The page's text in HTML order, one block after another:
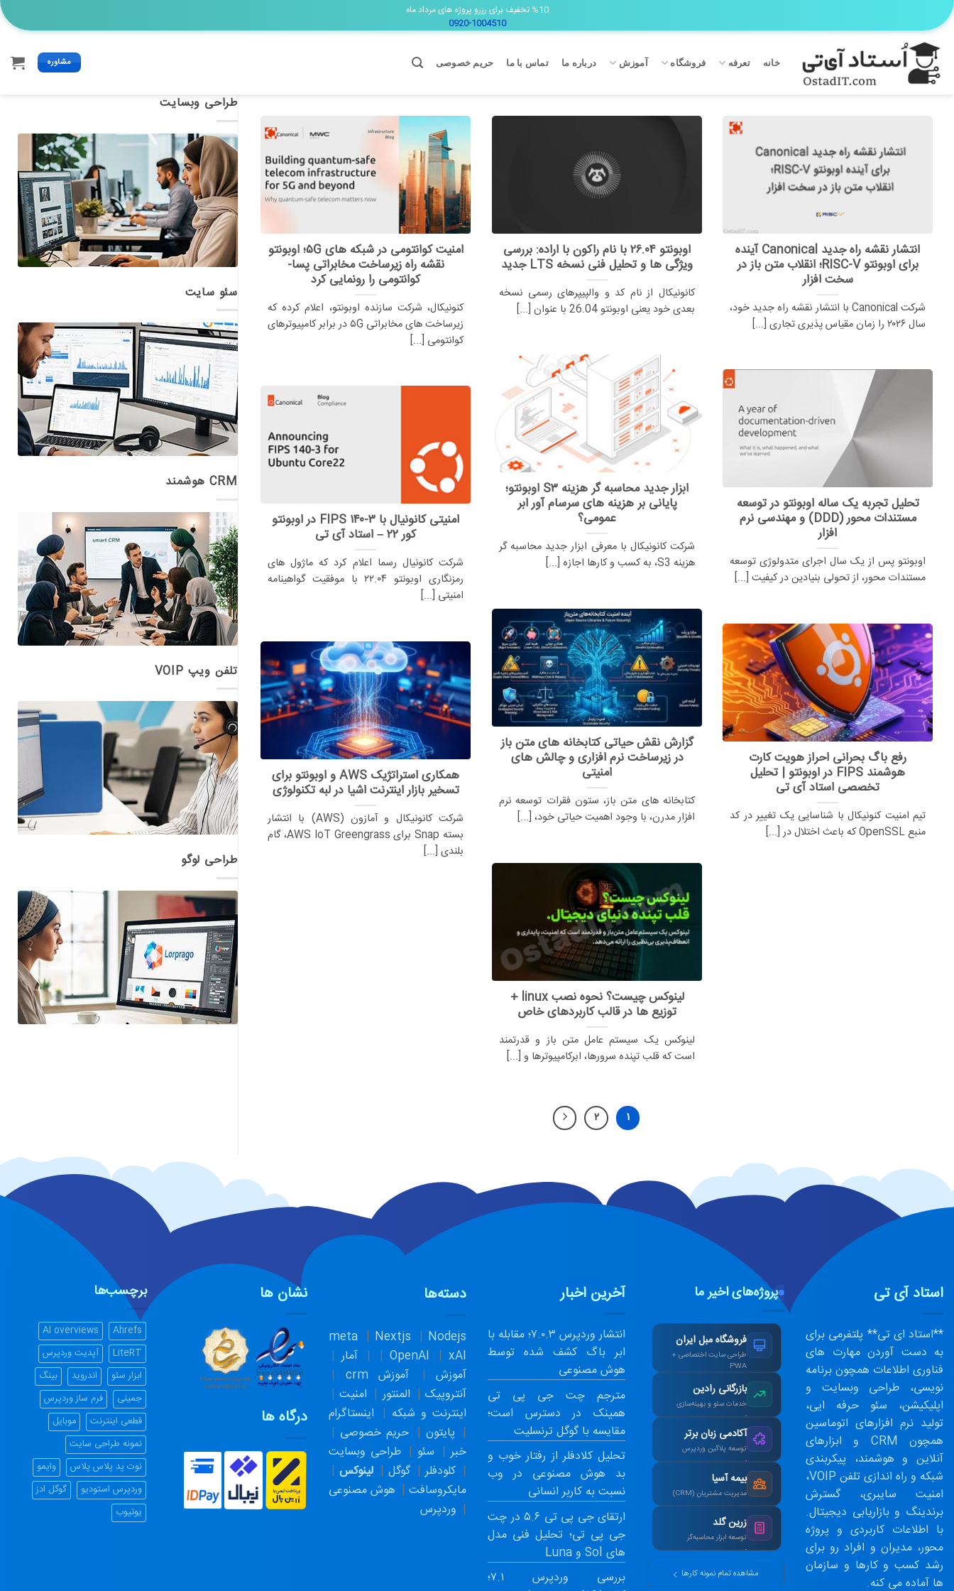
Skip
to
content
%10 تخفیف برای رزرو پروژه های مرداد ماه
0920-1004510
خانه تعرفه فروشگاه آموزش درباره ما تماس با ما حریم خصوصی مشاوره
انتشار نقشه راه جدید Canonical آینده
برای اوبونتو RISC-V؛ انقلاب متن باز در
سخت افزار
شرکت Canonical با انتشار نقشه راه جدید خود،
سال ۲۰۲۶ را زمان مقیاس پذیری تجاری [...]
اوبونتو ۲۶.۰۴ با نام راکون با اراده: بررسی
ویژگی ها و تحلیل فنی نسخه LTS جدید
کانونیکال از نام کد و والپیپرهای رسمی نسخه
بعدی خود یعنی اوبونتو 26.04 با عنوان [...]
امنیت کوانتومی در شبکه های ۵G؛ اوبونتو
نقشه راه زیرساخت مخابراتی پسا-
کوانتومی را رونمایی کرد
کنونیکال، شرکت سازنده اوبونتو، اعلام کرده که
زیرساخت های مخابراتی ۵G در برابر کامپیوترهای
کوانتومی [...]
ابزار جدید محاسبه گر هزینه S۳ اوبونتو؛
پایانی بر هزینه های سرسام آور ابر
عمومی؟
شرکت کانونیکال با معرفی ابزار جدید محاسبه گر
هزینه S3، به کسب و کارها اجازه [...]
تحلیل تجربه یک ساله اوبونتو در توسعه
مستندات محور (DDD) و مهندسی نرم
افزار
اوبونتو پس از یک سال اجرای متدولوژی توسعه
مستندات محور، از تحولی بنیادین در کیفیت [...]
امنیتی کانونیال با FIPS ۱۴۰-۳ در اوبونتو
کور ۲۲ – استاد آی تی
شرکت کانونیال رسما اعلام کرد که ماژول های
رمزنگاری اوبونتو ۲۲.۰۴ با موفقیت گواهینامه
امنیتی [...]
گزارش نقش حیاتی کتابخانه های متن باز
در زیرساخت نرم افزاری و چالش های
امنیتی
کتابخانه های متن باز، ستون فقرات توسعه نرم
افزار مدرن، با وجود اهمیت حیاتی خود، [...]
رفع باگ بحرانی احراز هویت کارت
هوشمند FIPS در اوبونتو | تحلیل
تخصصی استاد آی تی
تیم امنیت کنونیکال با شناسایی یک تغییر در کد
منبع OpenSSL که باعث اختلال در [...]
همکاری استراتژیک AWS و اوبونتو برای
تسخیر بازار اینترنت اشیا در لبه تکنولوژی
شرکت کانونیکال و آمازون (AWS) با انتشار
بسته Snap برای AWS IoT Greengrass، گام
بلندی [...]
لینوکس چیست؟ نحوه نصب linux +
توزیع ها در قالب کاربردهای خاص
لینوکس یک سیستم عامل متن باز و قدرتمند
است که قلب تپنده سرورها، ابرکامپیوترها و [...]
۱ ۲
طراحی وبسایت
سئو سایت
CRM هوشمند
تلفن ویپ VOIP
طراحی لوگو
استاد آی تی
**استاد ای تی** پلتفرمی برای
به دست آوردن مهارت های
فناوری اطلاعات همچون برنامه
نویسی، طراحی وبسایت و
اپلیکیشن، سئو حرفه ایی،
تولید نرم افزارهای اتوماسین
همچون CRM و ابزارهای
آنلاین و هوشمند، پیکربندی
شبکه و راه اندازی تلفن VOIP،
امنیت سایبری، گسترش
برندینگ و بازاریابی دیجیتال.
با اطلاعات کاربردی و پروژه
محور، مدیران و افراد رو برای
رشد کسب و کارها و سازمان
ها آماده می کنه.
پروژه‌های اخیر ما
فروشگاه مبل ایران
طراحی سایت اختصاصی +
PWA
آنلاین پس از بازطراحی.
بازرگانی رادین
خدمات سئو و بهینه‌سازی
رتبه ۱ گوگل در کلمات
کلیدی هدف در ۳ ماه.
آکادمی زبان برتر
توسعه پلاگین وردپرس
طراحی سیستم آزمون
آنلاین و صدور کارنامه.
بیمه آسیا
مدیریت مشتریان (CRM)
یکپارچه‌سازی اطلاعات و
اتوماسیون پیامک.
زرین گلد
توسعه ابزار محاسبه‌گر
سود مرکب و طلا.
مشاهده تمام نمونه کارها
آخرین اخبار
انتشار وردپرس ۷.۰.۳؛ مقابله با
ابر باگ کشف شده توسط
هوش مصنوعی
مترجم چت جی پی تی
همینک در دسترس است؛
مقایسه با گوگل ترنسلیت
تحلیل کلادفلر از رفتار خوب و
بد هوش مصنوعی در وب
نسبت به کاربر انسانی
ارتقای جی پی تی ۵.۶ در چت
جی پی تی؛ تحلیل فنی مدل
های Sol و Luna
بررسی وردپرس ۷.۱؛
دسته‌ها
meta Nextjs
Nodejs
OpenAI
xAI
آمار
آموزش
آموزش crm
آنتروپیک
المنتور
امنیت
اینترنت و شبکه
اینستاگرام
پایتون
حریم خصوصی
خبر
سئو
طراحی وبسایت
کلودفلر
گوگل
لینوکس
مایکروسافت
هوش مصنوعی
وردپرس
نشان ها
درگاه ها
برچسب‌ها
Ahrefs
AI overviews
LiteRT
آپدیت وردپرس
ابزار سئو
اندروید
بینگ
جمینی
فرم ساز وردپرس
قطعی اینترنت
موبایل
نمونه طراحی سایت
نوت پد پلاس پلاس
وایمو
وردپرس استودیو
گوگل ادز
یوتیوب